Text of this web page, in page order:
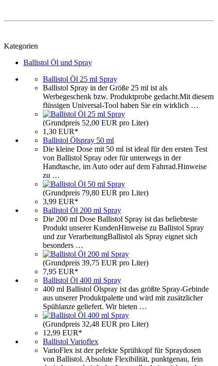
Kategorien
Ballistol Öl und Spray
Ballistol Öl 25 ml Spray
Ballistol Spray in der Größe 25 ml ist als
Werbegeschenk bzw. Produktprobe gedacht.Mit diesem
flüssigen Universal-Tool haben Sie ein wirklich …
(Grundpreis 52,00 EUR pro Liter)
1,30 EUR*
Ballistol Ölspray 50 ml
Die kleine Dose mit 50 ml ist ideal für den ersten Test
von Ballistol Spray oder für unterwegs in der
Handtasche, im Auto oder auf dem Fahrrad.Hinweise
zu …
(Grundpreis 79,80 EUR pro Liter)
3,99 EUR*
Ballistol Öl 200 ml Spray
Die 200 ml Dose Ballistol Spray ist das beliebteste
Produkt unserer KundenHinweise zu Ballistol Spray
und zur VerarbeitungBallistol als Spray eignet sich
besonders …
(Grundpreis 39,75 EUR pro Liter)
7,95 EUR*
Ballistol Öl 400 ml Spray
400 ml Ballistol Ölspray ist das größte Spray-Gebinde
aus unserer Produktpalette und wird mit zusätzlicher
Spühlanze geliefert. Wir bieten …
(Grundpreis 32,48 EUR pro Liter)
12,99 EUR*
Ballistol Varioflex
VarioFlex ist der pefekte Sprühkopf für Spraydosen
von Ballistol. Absolute Flexibilität, punktgenau, fein